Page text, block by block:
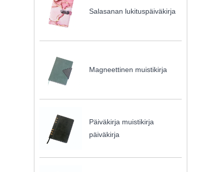
Salasanan lukituspäiväkirja
Magneettinen muistikirja
Päiväkirja muistikirja
päiväkirja